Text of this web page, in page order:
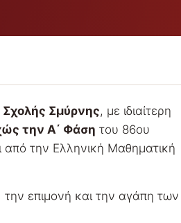
Σχολής Σμύρνης, με ιδιαίτερη
την Α΄ Φάση του 86ου
την Ελληνική Μαθηματική
την επιμονή και την αγάπη των